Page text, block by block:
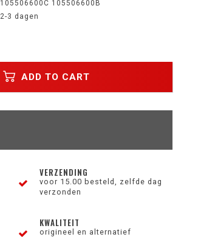
105506600C 105506600B
2-3 dagen
ADD TO CART
VERZENDING
voor 15.00 besteld, zelfde dag
verzonden
KWALITEIT
origineel en alternatief